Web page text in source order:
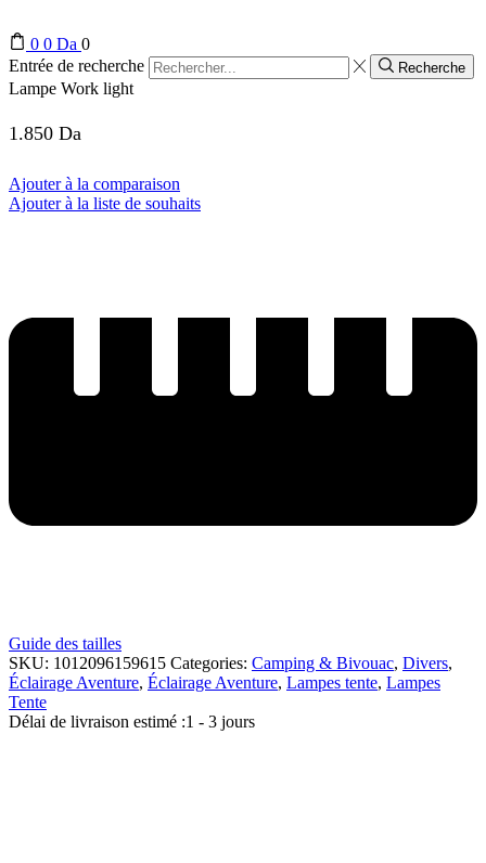
0 0 Da 0
Entrée de recherche
Recherche
Lampe Work light
1.850 Da
Ajouter à la comparaison
Ajouter à la liste de souhaits
Guide des tailles
SKU: 1012096159615 Categories: Camping & Bivouac, Divers,
Éclairage Aventure, Éclairage Aventure, Lampes tente, Lampes
Tente
Délai de livraison estimé :1 - 3 jours